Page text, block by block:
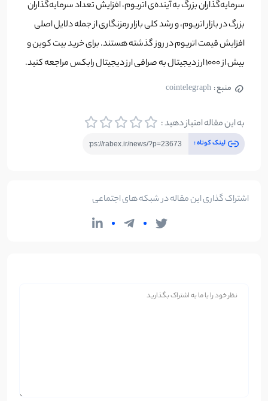
سرمایه‌گذاران بزرگ به آینده‌ی اتریوم، افزایش تعداد سرمایه‌گذاران
بزرگ در بازار اتریوم، و رشد کلی بازار رمزنگاری از جمله دلایل اصلی
افزایش قیمت اتریوم در روز گذشته هستند. برای خرید بیت کوین و
بیش از ۱۰۰۰ ارز دیجیتال به صرافی ارز دیجیتال رابکس مراجعه کنید.
منبع : cointelegraph
به این مقاله امتیاز دهید :
لینک کوتاه :
اشتراک گذاری این مقاله در شبکه های اجتماعی